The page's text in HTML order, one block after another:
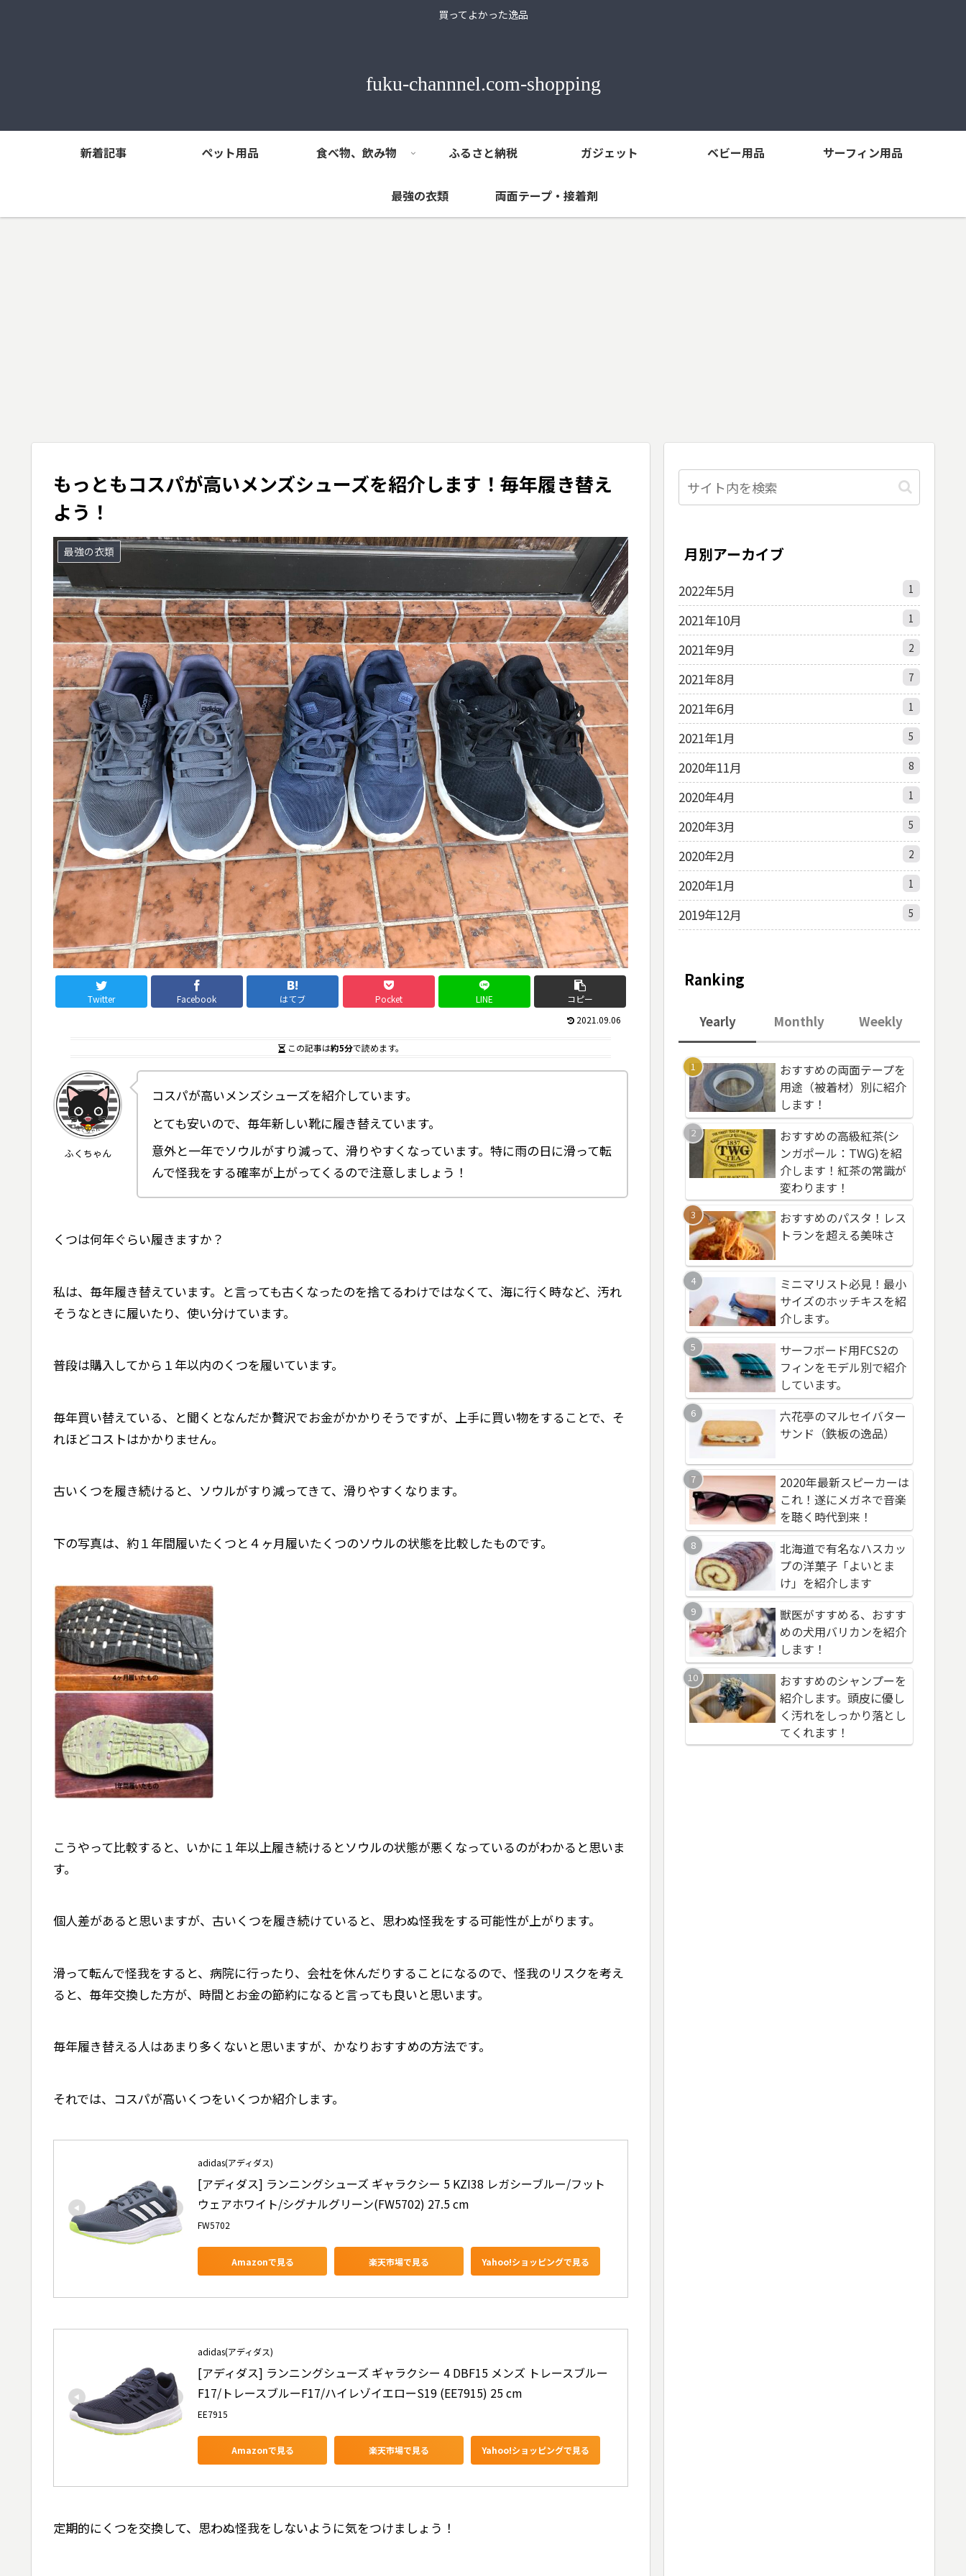
買ってよかった逸品
fuku-channnel.com-shopping
新着記事 ペット用品 食べ物、飲み物 ふるさと納税 ガジェット ベビー用品 サーフィン用品
最強の衣類 両面テープ・接着剤
もっともコスパが高いメンズシューズを紹介します！毎年履き替え
よう！
最強の衣類
Twitter Facebook はてブ Pocket LINE
コピー
2021.09.06
この記事は約5分で読めます。
ふくちゃん
コスパが高いメンズシューズを紹介しています。
とても安いので、毎年新しい靴に履き替えています。
意外と一年でソウルがすり減って、滑りやすくなっています。特に雨の日に滑って転
んで怪我をする確率が上がってくるので注意しましょう！
くつは何年ぐらい履きますか？
私は、毎年履き替えています。と言っても古くなったのを捨てるわけではなくて、海に行く時など、汚れ
そうなときに履いたり、使い分けています。
普段は購入してから１年以内のくつを履いています。
毎年買い替えている、と聞くとなんだか贅沢でお金がかかりそうですが、上手に買い物をすることで、そ
れほどコストはかかりません。
古いくつを履き続けると、ソウルがすり減ってきて、滑りやすくなります。
下の写真は、約１年間履いたくつと４ヶ月履いたくつのソウルの状態を比較したものです。
こうやって比較すると、いかに１年以上履き続けるとソウルの状態が悪くなっているのがわかると思いま
す。
個人差があると思いますが、古いくつを履き続けていると、思わぬ怪我をする可能性が上がります。
滑って転んで怪我をすると、病院に行ったり、会社を休んだりすることになるので、怪我のリスクを考え
ると、毎年交換した方が、時間とお金の節約になると言っても良いと思います。
毎年履き替える人はあまり多くないと思いますが、かなりおすすめの方法です。
それでは、コスパが高いくつをいくつか紹介します。
adidas(アディダス)
[アディダス] ランニングシューズ ギャラクシー 5 KZI38 レガシーブルー/フット
ウェアホワイト/シグナルグリーン(FW5702) 27.5 cm
FW5702
Amazonで見る 楽天市場で見る Yahoo!ショッピングで見る
adidas(アディダス)
[アディダス] ランニングシューズ ギャラクシー 4 DBF15 メンズ トレースブルー
F17/トレースブルーF17/ハイレゾイエローS19 (EE7915) 25 cm
EE7915
Amazonで見る 楽天市場で見る Yahoo!ショッピングで見る
定期的にくつを交換して、思わぬ怪我をしないように気をつけましょう！
月別アーカイブ
2022年5月 1
2021年10月 1
2021年9月 2
2021年8月 7
2021年6月 1
2021年1月 5
2020年11月 8
2020年4月 1
2020年3月 5
2020年2月 2
2020年1月 1
2019年12月 5
Ranking
Yearly
おすすめの両面テープを
用途（被着材）別に紹介
します！
おすすめの高級紅茶(シ
ンガポール：TWG)を紹
介します！紅茶の常識が
変わります！
おすすめのパスタ！レス
トランを超える美味さ
ミニマリスト必見！最小
サイズのホッチキスを紹
介します。
サーフボード用FCS2の
フィンをモデル別で紹介
しています。
六花亭のマルセイバター
サンド（鉄板の逸品）
2020年最新スピーカーは
これ！遂にメガネで音楽
を聴く時代到来！
北海道で有名なハスカッ
プの洋菓子「よいとま
け」を紹介します
獣医がすすめる、おすす
めの犬用バリカンを紹介
します！
おすすめのシャンプーを
紹介します。頭皮に優し
く汚れをしっかり落とし
てくれます！
Monthly
おすすめのパスタ！
トランを超える美味
おすすめの両面テー
用途（被着材）別に
します！
おすすめの懐中電灯
AnkerのLEDフラッシ
ライトを紹介します
サーフボード用FCS2
フィンをモデル別で
おすすめのシャンプ
紹介します。頭皮に
てくれます！
おすすめの天然水【
ターとの違いを学ぼ
高品質イヤホンを使
なそう！役立つアダ
を紹介します
愛犬のブラッシング
うおすすめのブラシ
介します！
健康に良いおすすめ
サミコ酢】
おすすめのふるさと
税：千葉県長生郡一
泊券メゾネットスイ
Weekly
ポータブル電気毛布
すすめ！ＵＳＢ電源
おすすめのサーフボ
用ワックス３選！種
よってグリップ力な
おすすめの懐中電灯
AnkerのLEDフラッシ
スパ最高級
サーフボード用リー
ーフボードにあった
ズを購入しよう！
返礼品、生食できる
ーツク産の美味しい
テ
おすすめの天然水【
パ最強】ミネラルウ
ターとの違いを学ぼ
オリンピックサーフ
会場（長生郡一宮町
サーフ系ショップで
る満喫券（ふるさと
税）
健康に良いおすすめ
サミコ酢】
高品質イヤホンを使
なそう！役立つアダ